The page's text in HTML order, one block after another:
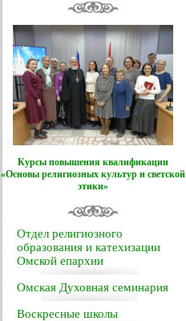
Курсы повышения квалификации
«Основы религиозных культур и светской
этики»
Отдел религиозного
образования и катехизации
Омской епархии
Омская Духовная семинария
Воскресные школы